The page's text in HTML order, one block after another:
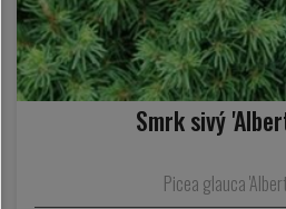
Smrk sivý
Picea glauca